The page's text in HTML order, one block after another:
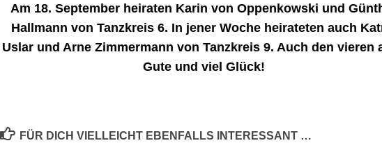
Am 18. September heiraten Karin von Oppenkowski und
Hallmann von Tanzkreis 6. In jener Woche heirateten auch
Uslar und Arne Zimmermann von Tanzkreis 9. Auch den vieren
Gute und viel Glück!
FÜR DICH VIELLEICHT EBENFALLS INTERESSANT …